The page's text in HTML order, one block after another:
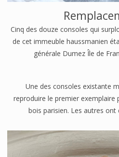
Cinq des douze consoles qui
de cet immeuble haussmanien
générale Dumez Île de
Une des consoles existante
reproduire le premier exemplaire
bois parisien. Les autres